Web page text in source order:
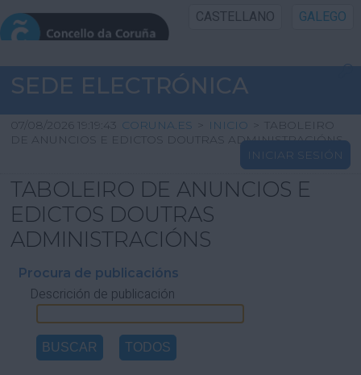
CASTELLANO GALEGO
INICIO SEDE
INICIO
INFORMACIÓN PÚBLICA
CARTAFOL CIDADÁN
UTILIDADES
AXUDA
SEDE ELECTRÓNICA
07/08/2026 19:19:43 CORUNA.ES > INICIO > TABOLEIRO
DE ANUNCIOS E EDICTOS DOUTRAS ADMINISTRACIÓNS
INICIAR SESIÓN
TABOLEIRO DE ANUNCIOS E
EDICTOS DOUTRAS
ADMINISTRACIÓNS
Procura de publicacións
Descrición de publicación